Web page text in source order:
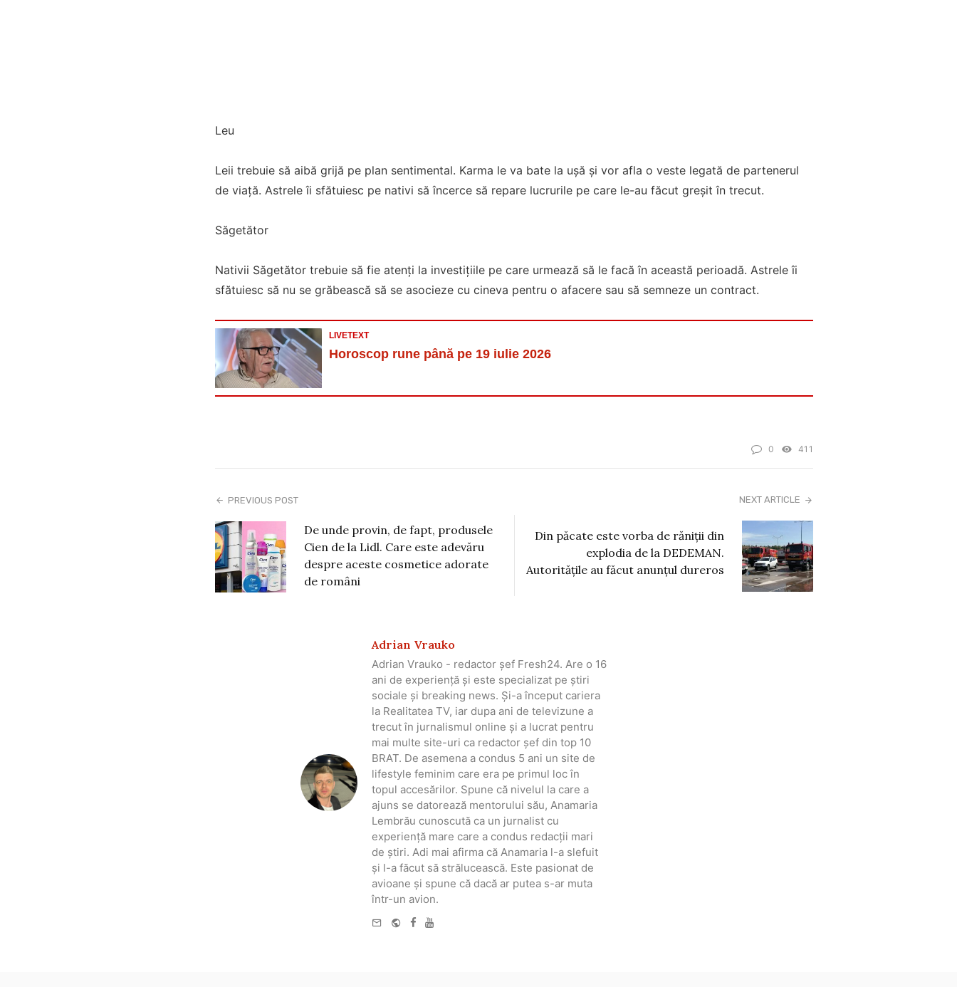
Leu
Leii trebuie să aibă grijă pe plan sentimental. Karma le va bate la ușă și vor afla o veste legată de partenerul
de viață. Astrele îi sfătuiesc pe nativi să încerce să repare lucrurile pe care le-au făcut greșit în trecut.
Săgetător
Nativii Săgetător trebuie să fie atenți la investițiile pe care urmează să le facă în această perioadă. Astrele îi
sfătuiesc să nu se grăbească să se asocieze cu cineva pentru o afacere sau să semneze un contract.
LIVETEXT
Horoscop rune până pe 19 iulie 2026
0 411
PREVIOUS POST
De unde provin, de fapt, produsele
Cien de la Lidl. Care este adevăru
despre aceste cosmetice adorate
de români
NEXT ARTICLE
Din păcate este vorba de răniții din
explodia de la DEDEMAN.
Autoritățile au făcut anunțul dureros
Adrian Vrauko
Adrian Vrauko - redactor șef Fresh24. Are o 16
ani de experiență și este specializat pe știri
sociale și breaking news. Și-a început cariera
la Realitatea TV, iar dupa ani de televizune a
trecut în jurnalismul online și a lucrat pentru
mai multe site-uri ca redactor șef din top 10
BRAT. De asemena a condus 5 ani un site de
lifestyle feminim care era pe primul loc în
topul accesărilor. Spune că nivelul la care a
ajuns se datorează mentorului său, Anamaria
Lembrău cunoscută ca un jurnalist cu
experiență mare care a condus redacții mari
de știri. Adi mai afirma că Anamaria l-a slefuit
și l-a făcut să strălucească. Este pasionat de
avioane și spune că dacă ar putea s-ar muta
într-un avion.
e-
WebsiteFacebook